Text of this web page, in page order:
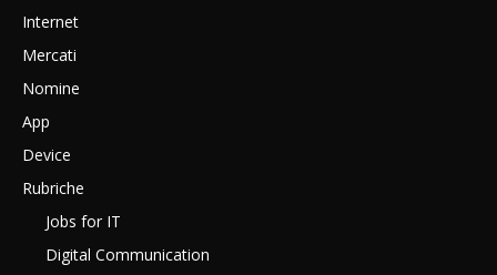
Internet
Mercati
Nomine
App
Device
Rubriche
Jobs for IT
Digital Communication